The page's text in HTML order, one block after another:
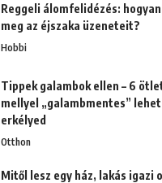
Reggeli álomfelidézés: hogyan
meg az éjszaka üzeneteit?
Hobbi
Tippek galambok ellen – 6
mellyel „galambmentes” lehet
erkélyed
Otthon
Mitől lesz egy ház, lakás igazi